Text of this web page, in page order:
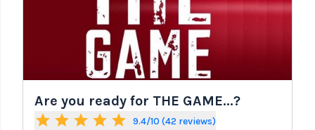
Are you ready for THE GAME...?
star star star star star 9.4/10 (42 reviews)